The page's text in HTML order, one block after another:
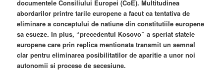
documentele Consiliului Europei (CoE). Multitudinea
abordarilor printre tarile europene a facut ca tentativa de
eliminare a conceptului de natiune din constitutiile europene
sa esueze. In plus, “precedentul Kosovo” a speriat statele
europene care prin replica mentionata transmit un semnal
clar pentru eliminarea posibilitatilor de aparitie a unor noi
autonomii si procese de secesiune.